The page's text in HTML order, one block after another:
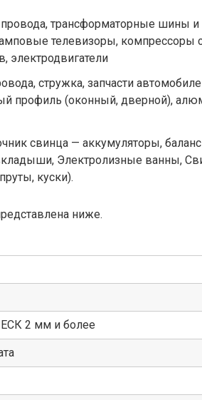
трансформаторные шины и
телевизоры, компрессоры
электродвигатели
стружка, запчасти
профиль (оконный, дверной),
свинца — аккумуляторы,
Электролизные ванны,
куски).
ниже.
2 мм и более